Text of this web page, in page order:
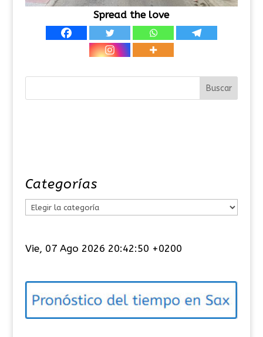
Spread the love
Categorías
e
o
í
Vie, 07 Ago 2026 20:42:51 +0200